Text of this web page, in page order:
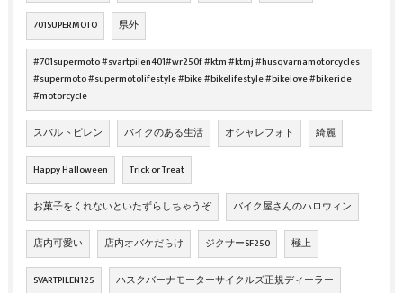
701SUPERMOTO 県外
#701supermoto #svartpilen401#wr250f #ktm #ktmj #husqvarnamotorcycles
#supermoto #supermotolifestyle #bike #bikelifestyle #bikelove #bikeride
#motorcycle
スバルトピレン バイクのある生活 オシャレフォト 綺麗
Happy Halloween Trick or Treat
お菓子をくれないといたずらしちゃうぞ バイク屋さんのハロウィン
店内可愛い 店内オバケだらけ ジクサーSF250 極上
SVARTPILEN125 ハスクバーナモーターサイクルズ正規ディーラー